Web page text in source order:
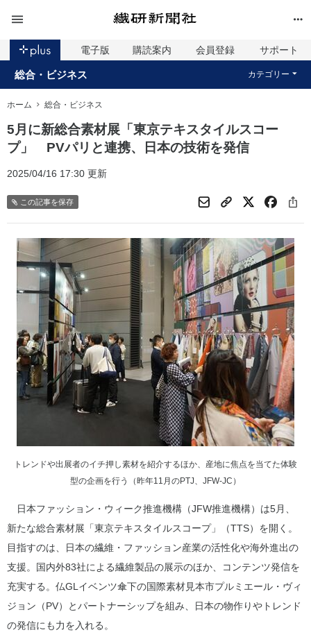
電子版 購読案内 会員登録 サポート
総合・ビジネス カテゴリー
ホーム 総合・ビジネス
5月に新総合素材展「東京テキスタイルスコー
プ」 PVパリと連携、日本の技術を発信
2025/04/16 17:30 更新
この記事を保存
トレンドや出展者のイチ押し素材を紹介するほか、産地に焦点を当てた体験
型の企画を行う（昨年11月のPTJ、JFW‐JC）
日本ファッション・ウィーク推進機構（JFW推進機構）は5月、
新たな総合素材展「東京テキスタイルスコープ」（TTS）を開く。
目指すのは、日本の繊維・ファッション産業の活性化や海外進出の
支援。国内外83社による繊維製品の展示のほか、コンテンツ発信を
充実する。仏GLイベンツ傘下の国際素材見本市プルミエール・ヴィ
ジョン（PV）とパートナーシップを組み、日本の物作りやトレンド
の発信にも力を入れる。